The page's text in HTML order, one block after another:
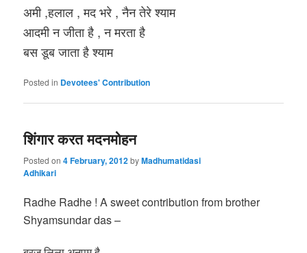
अमी ,हलाल , मद भरे , नैन तेरे श्याम
आदमी न जीता है , न मरता है
बस डूब जाता है श्याम
Posted in Devotees' Contribution
शिंगार करत मदनमोहन
Posted on4 February, 2012byMadhumatidasi
Adhikari
Radhe Radhe ! A sweet contribution from brother
Shyamsundar das –